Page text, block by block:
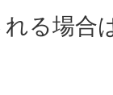
る場合